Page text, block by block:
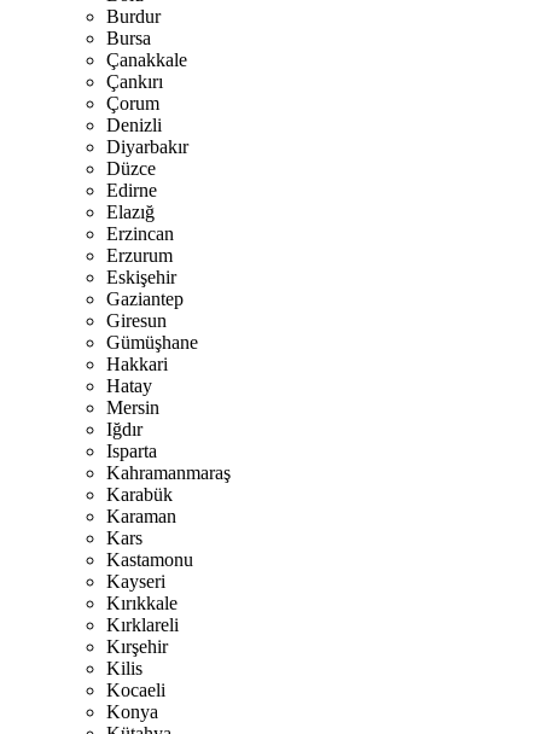
Burdur
Bursa
Çanakkale
Çankırı
Çorum
Denizli
Diyarbakır
Düzce
Edirne
Elazığ
Erzincan
Erzurum
Eskişehir
Gaziantep
Giresun
Gümüşhane
Hakkari
Hatay
Mersin
Iğdır
Isparta
Kahramanmaraş
Karabük
Karaman
Kars
Kastamonu
Kayseri
Kırıkkale
Kırklareli
Kırşehir
Kilis
Kocaeli
Konya